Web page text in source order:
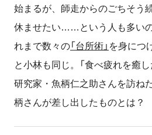
始まるが、師走からのごちそう
休ませたい……という人も多い
れまで数々の「台所術」 を身につ
と小林も同じ。「食べ疲れを癒
研究家・魚柄仁之助さんを訪ね
柄さんが差し出したものとは？